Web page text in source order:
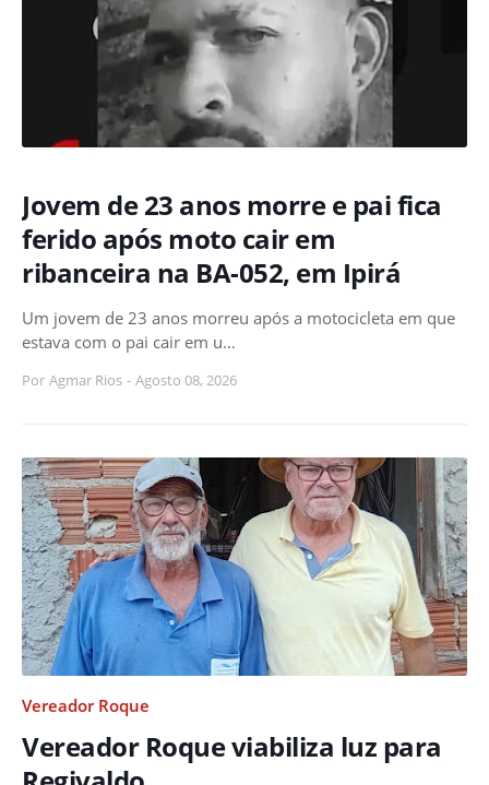
Jovem de 23 anos morre e pai fica
ferido após moto cair em
ribanceira na BA-052, em Ipirá
Um jovem de 23 anos morreu após a motocicleta em que
estava com o pai cair em u…
Por Agmar Rios - Agosto 08, 2026
Vereador Roque
Vereador Roque viabiliza luz para